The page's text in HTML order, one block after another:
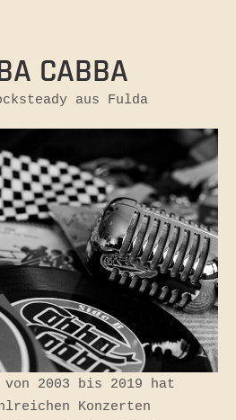
CABBA
aus Fulda
2003 bis 2019 hat
Konzerten